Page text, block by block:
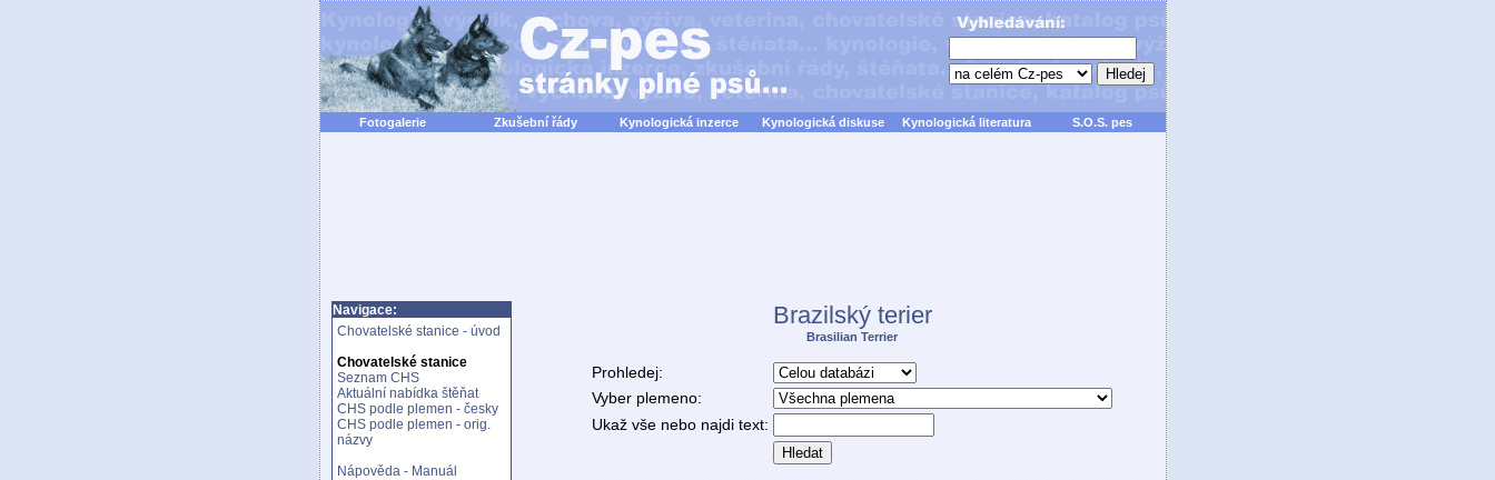
Fotogalerie Zkušební řády Kynologická inzerce Kynologická diskuse Kynologická literatura S.O.S. pes
Navigace:
Chovatelské stanice - úvod
Chovatelské stanice
Seznam CHS
Aktuální nabídka štěňat
CHS podle plemen - česky
CHS podle plemen - orig.
názvy
Nápověda - Manuál
Brazilský terier
Brasilian Terrier
Prohledej:
Vyber plemeno:
Ukaž vše nebo najdi text:
Hledat